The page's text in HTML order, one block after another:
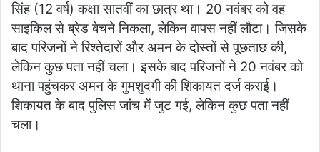
सिंह (12 वर्ष) कक्षा सातवीं का छात्र था। 20 नवंबर को वह
साइकिल से ब्रेड बेचने निकला, लेकिन वापस नहीं लौटा। जिसके
बाद परिजनों ने रिश्तेदारों और अमन के दोस्तों से पूछताछ की,
लेकिन कुछ पता नहीं चला। इसके बाद परिजनों ने 20 नवंबर को
थाना पहुंचकर अमन के गुमशुदगी की शिकायत दर्ज कराई।
शिकायत के बाद पुलिस जांच में जुट गई, लेकिन कुछ पता नहीं
चला।